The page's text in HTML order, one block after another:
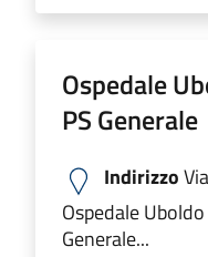
Ospedale
PS Generale
Indirizzo
Ospedale
Generale...